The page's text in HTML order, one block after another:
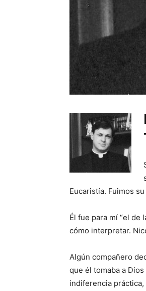
Eucaristía. Fuimos
Él fue para mí “el de
cómo interpretar.
Algún compañero
que él tomaba a
indiferencia